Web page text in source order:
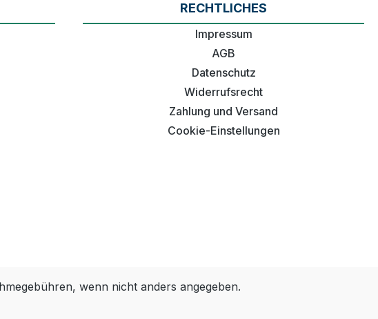
RECHTLICHES
Impressum
AGB
Datenschutz
Widerrufsrecht
Zahlung und Versand
Cookie-Einstellungen
wenn nicht anders angegeben.